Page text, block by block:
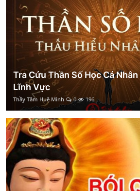
Tra Cứu Thần Số Học Cá
Lĩnh Vực
Thầy Tâm Huệ Minh 0 196